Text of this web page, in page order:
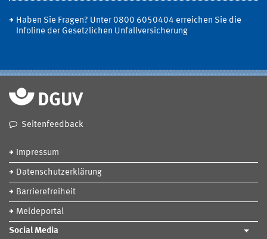
Haben Sie Fragen? Unter 0800 6050404 erreichen Sie die
Infoline der Gesetzlichen Unfallversicherung
Seitenfeedback
Impressum
Datenschutzerklärung
Barrierefreiheit
Meldeportal
Social Media